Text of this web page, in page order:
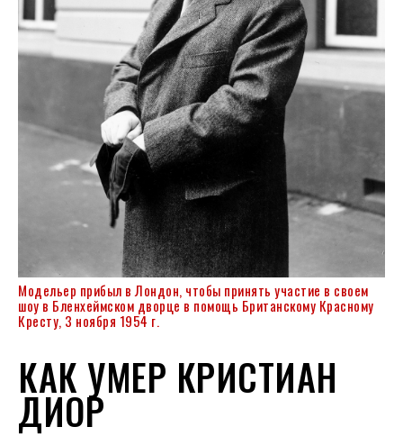
Модельер прибыл в Лондон, чтобы принять участие в своем
шоу в Бленхеймском дворце в помощь Британскому Красному
Кресту, 3 ноября 1954 г.
КАК УМЕР КРИСТИАН
ДИОР